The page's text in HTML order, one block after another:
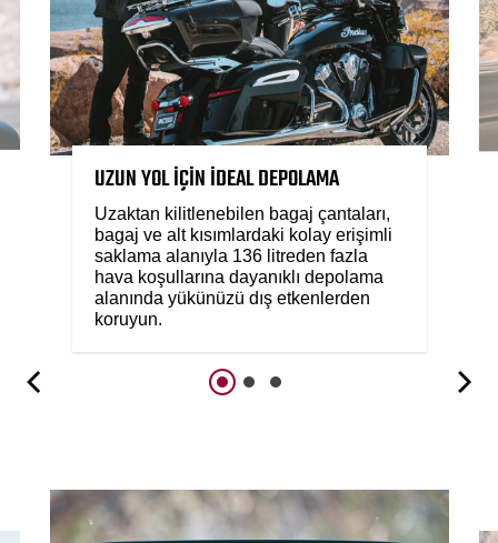
UZUN YOL İÇİN İDEAL DEPOLAMA
Uzaktan kilitlenebilen bagaj çantaları,
bagaj ve alt kısımlardaki kolay erişimli
saklama alanıyla 136 litreden fazla
hava koşullarına dayanıklı depolama
alanında yükünüzü dış etkenlerden
koruyun.